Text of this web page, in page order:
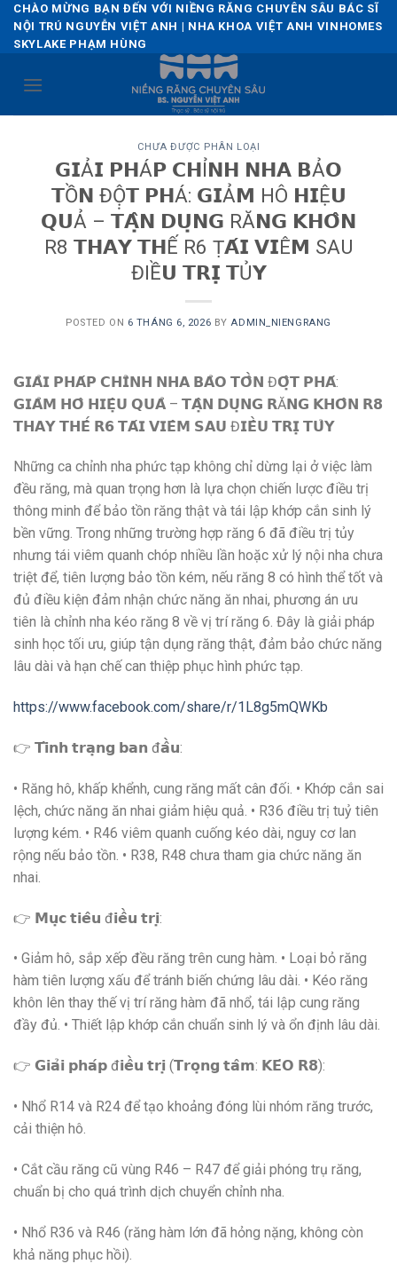
Skip
content
CHÀO MỪNG BẠN ĐẾN VỚI NIỀNG RĂNG CHUYÊN SÂU BÁC SĨ
NỘI TRÚ NGUYỄN VIỆT ANH | NHA KHOA VIỆT ANH VINHOMES
SKYLAKE PHẠM HÙNG
CHƯA ĐƯỢC PHÂN LOẠI
𝗚𝗜Ả𝗜 𝗣𝗛Á𝗣 𝗖𝗛Ỉ𝗡𝗛 𝗡𝗛𝗔 𝗕Ả𝗢
𝗧Ồ𝗡 ĐỘ̣𝗧 𝗣𝗛Á: 𝗚𝗜Ả𝗠 HÔ 𝗛𝗜Ệ𝗨
𝗤𝗨Ả – 𝗧𝗔̣̂𝗡 𝗗𝗨̣𝗡𝗚 RĂ𝗡𝗚 𝗞𝗛𝗢̂𝗡
R8 𝗧𝗛𝗔𝗬 𝗧𝗛Ế R6 Ṭ𝗔́𝗜 𝗩𝗜Ê𝗠 SAU
ĐIỀ𝗨 𝗧𝗥𝗜̣ 𝗧Ủ𝗬
POSTED ON 6 THÁNG 6, 2026 BY ADMIN_NIENGRANG
𝗚𝗜𝗔̉𝗜 𝗣𝗛𝗔́𝗣 𝗖𝗛𝗜̉𝗡𝗛 𝗡𝗛𝗔 𝗕𝗔̉𝗢 𝗧𝗢̂̀𝗡 Đ𝗢̣̂𝗧 𝗣𝗛𝗔́:
𝗚𝗜𝗔̉𝗠 𝗛𝗢̂ 𝗛𝗜𝗘̣̂𝗨 𝗤𝗨𝗔̉ – 𝗧𝗔̣̂𝗡 𝗗𝗨̣𝗡𝗚 𝗥Ă𝗡𝗚 𝗞𝗛𝗢̂𝗡 𝗥𝟴
𝗧𝗛𝗔𝗬 𝗧𝗛𝗘̂́ 𝗥𝟲 𝗧𝗔́𝗜 𝗩𝗜𝗘̂𝗠 𝗦𝗔𝗨 Đ𝗜𝗘̂̀𝗨 𝗧𝗥𝗜̣ 𝗧𝗨̉𝗬
Những ca chỉnh nha phức tạp không chỉ dừng lại ở việc làm
đều răng, mà quan trọng hơn là lựa chọn chiến lược điều trị
thông minh để bảo tồn răng thật và tái lập khớp cắn sinh lý
bền vững. Trong những trường hợp răng 6 đã điều trị tủy
nhưng tái viêm quanh chóp nhiều lần hoặc xử lý nội nha chưa
triệt để, tiên lượng bảo tồn kém, nếu răng 8 có hình thể tốt và
đủ điều kiện đảm nhận chức năng ăn nhai, phương án ưu
tiên là chỉnh nha kéo răng 8 về vị trí răng 6. Đây là giải pháp
sinh học tối ưu, giúp tận dụng răng thật, đảm bảo chức năng
lâu dài và hạn chế can thiệp phục hình phức tạp.
https://www.facebook.com/share/r/1L8g5mQWKb
👉 𝗧𝗶̀𝗻𝗵 𝘁𝗿𝗮̣𝗻𝗴 𝗯𝗮𝗻 đ𝗮̂̀𝘂:
• Răng hô, khấp khểnh, cung răng mất cân đối. • Khớp cắn sai
lệch, chức năng ăn nhai giảm hiệu quả. • R36 điều trị tuỷ tiên
lượng kém. • R46 viêm quanh cuống kéo dài, nguy cơ lan
rộng nếu bảo tồn. • R38, R48 chưa tham gia chức năng ăn
nhai.
👉 𝗠𝘂̣𝗰 𝘁𝗶𝗲̂𝘂 đ𝗶𝗲̂̀𝘂 𝘁𝗿𝗶̣:
• Giảm hô, sắp xếp đều răng trên cung hàm. • Loại bỏ răng
hàm tiên lượng xấu để tránh biến chứng lâu dài. • Kéo răng
khôn lên thay thế vị trí răng hàm đã nhổ, tái lập cung răng
đầy đủ. • Thiết lập khớp cắn chuẩn sinh lý và ổn định lâu dài.
👉 𝗚𝗶𝗮̉𝗶 𝗽𝗵𝗮́𝗽 đ𝗶𝗲̂̀𝘂 𝘁𝗿𝗶̣ (𝗧𝗿𝗼̣𝗻𝗴 𝘁𝗮̂𝗺: 𝗞𝗘́𝗢 𝗥𝟴):
• Nhổ R14 và R24 để tạo khoảng đóng lùi nhóm răng trước,
cải thiện hô.
• Cắt cầu răng cũ vùng R46 – R47 để giải phóng trụ răng,
chuẩn bị cho quá trình dịch chuyển chỉnh nha.
• Nhổ R36 và R46 (răng hàm lớn đã hỏng nặng, không còn
khả năng phục hồi).